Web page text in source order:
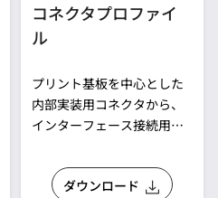
コネクタプロファイ
ル
プリント基板を中心とした
内部実装用コネクタから、
インターフェース接続用コ
お応えできる最適なコネク
タを抜粋し、一覧表化した
ダウンロード